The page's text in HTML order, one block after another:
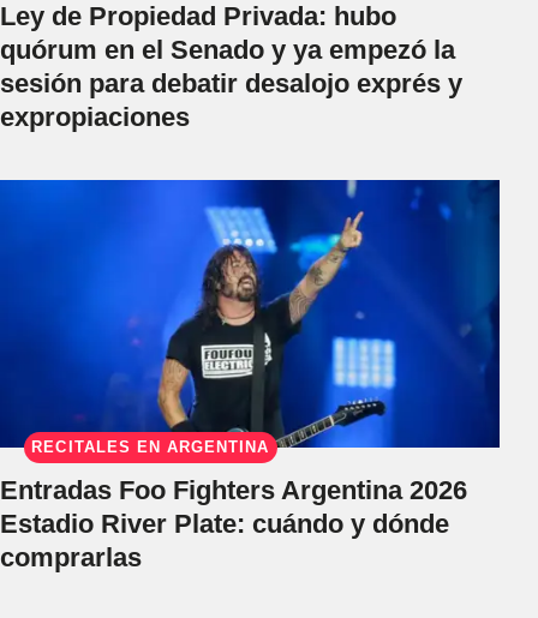
Ley de Propiedad Privada: hubo
quórum en el Senado y ya empezó la
sesión para debatir desalojo exprés y
expropiaciones
RECITALES EN ARGENTINA
Entradas Foo Fighters Argentina 2026
Estadio River Plate: cuándo y dónde
comprarlas